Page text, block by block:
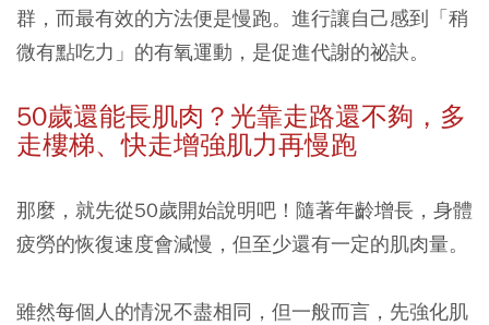
群，而最有效的方法便是慢跑。進行讓自己感到「稍
微有點吃力」的有氧運動，是促進代謝的祕訣。
50歲還能長肌肉？光靠走路還不夠，多
走樓梯、快走增強肌力再慢跑
那麼，就先從50歲開始說明吧！隨著年齡增長，身體
疲勞的恢復速度會減慢，但至少還有一定的肌肉量。
雖然每個人的情況不盡相同，但一般而言，先強化肌